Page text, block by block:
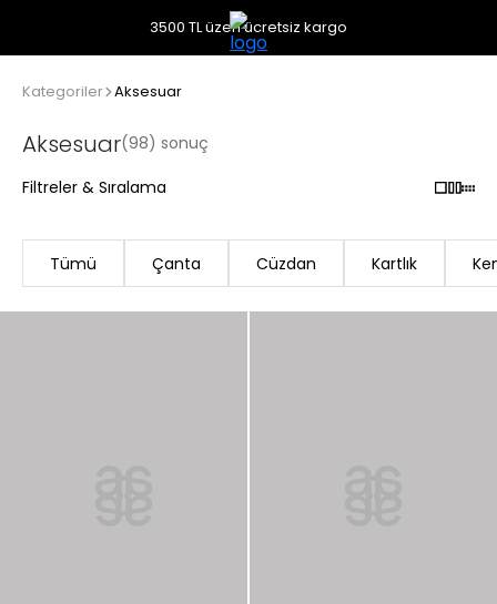
3500 TL üzeri ücretsiz kargo
Kategoriler Aksesuar
Aksesuar(98) sonuç
Filtreler & Sıralama
Tümü Çanta Cüzdan Kartlık